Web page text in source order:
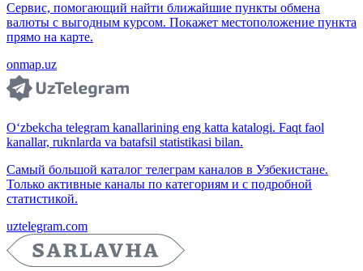
Сервис, помогающий найти ближайшие пункты обмена
валюты с выгодным курсом. Покажет местоположение пункта
прямо на карте.
onmap.uz
O‘zbekcha telegram kanallarining eng katta katalogi. Faqt faol
kanallar, ruknlarda va batafsil statistikasi bilan.
Самый большой каталог телеграм каналов в Узбекистане.
Только активные каналы по категориям и с подробной
статистикой.
uztelegram.com